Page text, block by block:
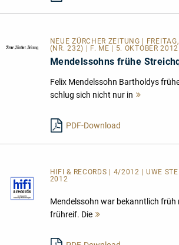
NEUE ZÜRCHER ZEITUNG |
(NR. 232) | F. ME | 5. OKTOBER 2012
Mendelssohns frühe
Felix Mendelssohn Bartholdys
schlug sich nicht nur in
PDF-Download
HIFI & RECORDS | 4/2012 | UWE
2012
Mendelssohn war bekanntlich früh
frühreif. Die